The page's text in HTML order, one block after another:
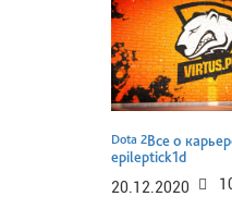
Dota 2Все о
epileptick1d
20.12.2020